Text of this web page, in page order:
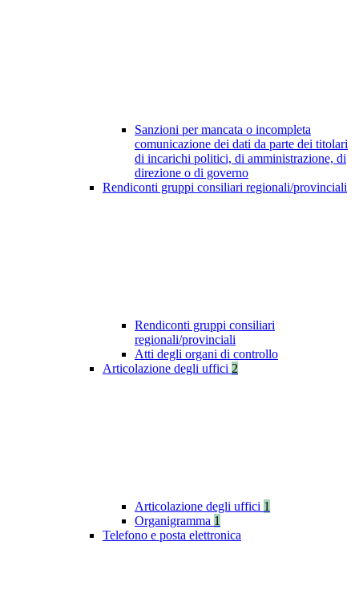
Sanzioni per mancata o incompleta
comunicazione dei dati da parte dei titolari
di incarichi politici, di amministrazione, di
direzione o di governo
Rendiconti gruppi consiliari regionali/provinciali
Rendiconti gruppi consiliari
regionali/provinciali
Atti degli organi di controllo
Articolazione degli uffici 2
Articolazione degli uffici 1
Organigramma 1
Telefono e posta elettronica